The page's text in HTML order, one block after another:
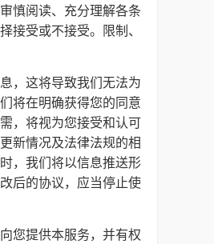
慎阅读、充分理解各条
受或不接受。限制、
，这将导致我们无法为
将在明确获得您的同意
，将视为您接受和认可
新情况及法律法规的相
，我们将以信息推送形
后的协议，应当停止使
您提供本服务，并有权